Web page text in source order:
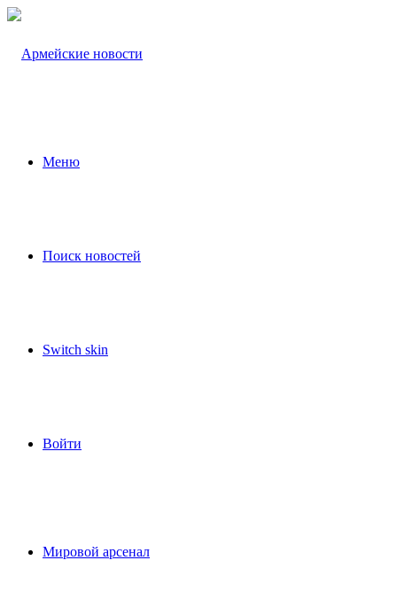
Меню
Поиск новостей
Switch skin
Войти
Мировой арсенал